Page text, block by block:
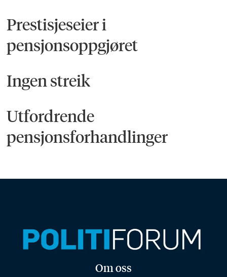
Prestisjeseier i
pensjonsoppgjøret
Ingen streik
Utfordrende
pensjonsforhandlinger
Om oss